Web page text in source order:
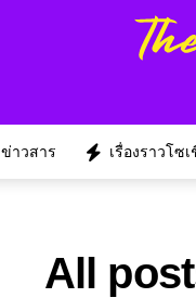
ข่าวสาร เรื่องราวโซ
All